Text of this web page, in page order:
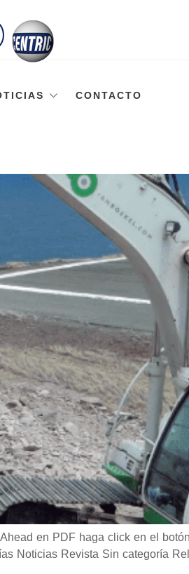
CONTACTO
en PDF haga click en el
Noticias Revista Sin categoría